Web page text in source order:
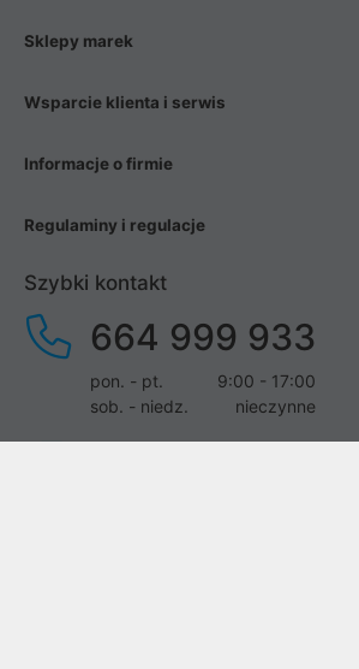
Sklepy marek
Wsparcie klienta i serwis
Informacje o firmie
Regulaminy i regulacje
Szybki kontakt
664 999 933
pon. - pt.
9:00 - 17:00
sob. - niedz.
nieczynne